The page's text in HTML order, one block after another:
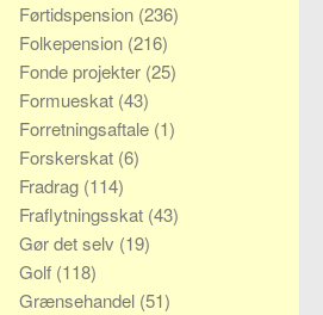
Førtidspension (236)
Folkepension (216)
Fonde projekter (25)
Formueskat (43)
Forretningsaftale (1)
Forskerskat (6)
Fradrag (114)
Fraflytningsskat (43)
Gør det selv (19)
Golf (118)
Grænsehandel (51)